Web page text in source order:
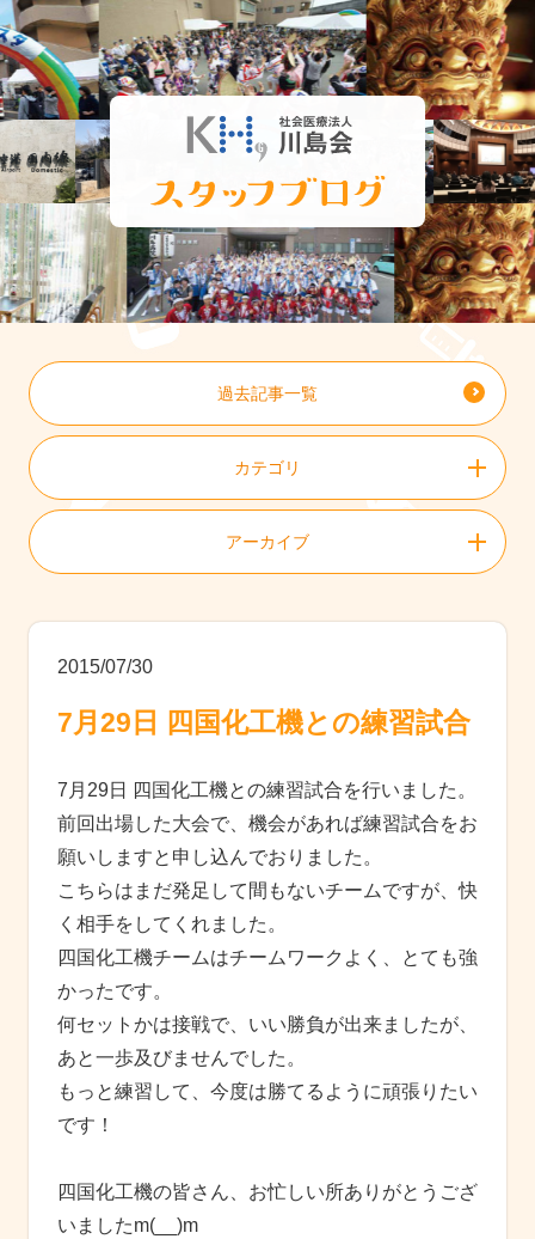
過去記事一覧
カテゴリ
アーカイブ
2015/07/30
7月29日 四国化工機との練習試合
7月29日 四国化工機との練習試合を行いました。
前回出場した大会で、機会があれば練習試合をお
願いしますと申し込んでおりました。
こちらはまだ発足して間もないチームですが、快
く相手をしてくれました。
四国化工機チームはチームワークよく、とても強
かったです。
何セットかは接戦で、いい勝負が出来ましたが、
あと一歩及びませんでした。
もっと練習して、今度は勝てるように頑張りたい
です！
四国化工機の皆さん、お忙しい所ありがとうござ
いましたm(__)m